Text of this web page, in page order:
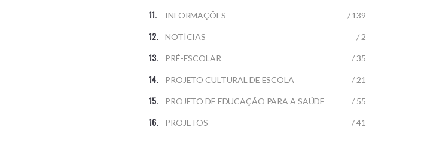
INFORMAÇÕES / 139
NOTÍCIAS / 2
PRÉ-ESCOLAR / 35
PROJETO CULTURAL DE ESCOLA / 21
PROJETO DE EDUCAÇÃO PARA A SAÚDE / 55
PROJETOS / 41